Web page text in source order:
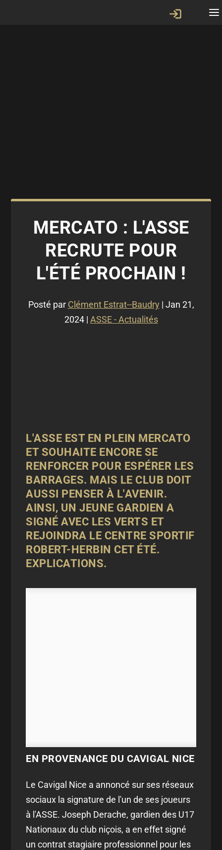
MERCATO : L'ASSE
RECRUTE POUR
L'ÉTÉ PROCHAIN !
Posté par Clément Estrat--Baudry | Jan 21,
2024| ASSE - Actualités
L'ASSE EST EN PLEIN MERCATO
ET SOUHAITE ENCORE SE
RENFORCER POUR ESPÉRER LES
BARRAGES. MAIS LE CLUB DOIT
AUSSI PENSER À L'AVENIR.
AINSI, UN JEUNE GARDIEN A
SIGNÉ AVEC LES VERTS ET
REJOINDRA LE CENTRE SPORTIF
ROBERT-HERBIN CET ÉTÉ.
EXPLICATIONS.
EN PROVENANCE DU CAVIGAL NICE
Le Cavigal Nice a annoncé sur ses réseaux
sociaux la signature de l'un de ses joueurs
à l'ASSE. Joseph Derache, gardien des U17
Nationaux du club niçois, a en effet signé
un contrat stagiaire professionnel pour les